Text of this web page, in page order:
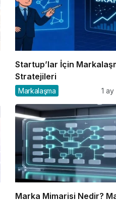
Startup’lar İçin
Stratejileri
Markalaşma 1
Marka Mimarisi Nedir?